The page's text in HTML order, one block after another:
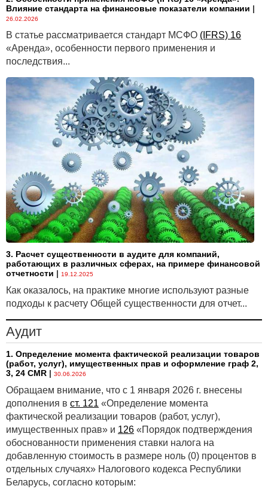
Влияние стандарта на финансовые показатели компании |
26.02.2026
В статье рассматривается стандарт МСФО (IFRS) 16
«Аренда», особенности первого применения и
последствия...
3. Расчет существенности в аудите для компаний,
работающих в различных сферах, на примере финансовой
отчетности | 19.12.2025
Как оказалось, на практике многие используют разные
подходы к расчету Общей существенности для отчет...
Аудит
1. Определение момента фактической реализации товаров
(работ, услуг), имущественных прав и оформление граф 2,
3, 24 CMR | 30.06.2026
Обращаем внимание, что с 1 января 2026 г. внесены
дополнения в ст. 121 «Определение момента
фактической реализации товаров (работ, услуг),
имущественных прав» и 126 «Порядок подтверждения
обоснованности применения ставки налога на
добавленную стоимость в размере ноль (0) процентов в
отдельных случаях» Налогового кодекса Республики
Беларусь, согласно которым: